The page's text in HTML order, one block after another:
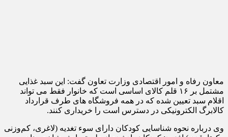
معاون رفاه و امور اقتصادی وزارت تعاون گفت: این سبد غذایی
مشتمل بر ۱۶ قلم کالای اساسی است که خانوار فقط می تواند
اقلام سبد تعیین شده که در همه فروشگاه های طرف قرارداد
کالابرگ الکترونیکی در دسترس است را خریداری کنند.
وی درباره نحوه شناسایی کودکان دارای سوء تغدیه (لاغری، کم‌وزنی